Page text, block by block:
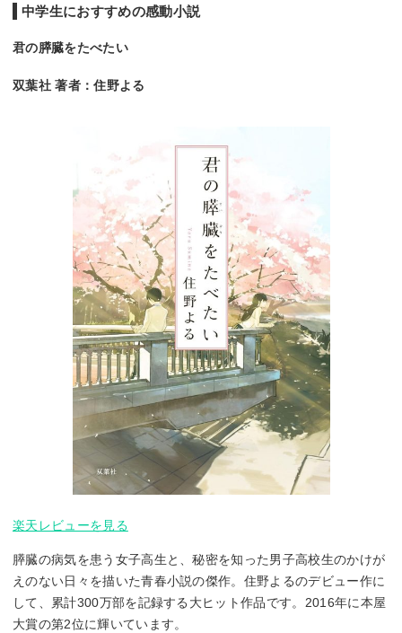
中学生におすすめの感動小説
君の膵臓をたべたい
双葉社 著者：住野よる
楽天レビューを見る
膵臓の病気を患う女子高生と、秘密を知った男子高校生のかけが
えのない日々を描いた青春小説の傑作。住野よるのデビュー作に
して、累計300万部を記録する大ヒット作品です。2016年に本屋
大賞の第2位に輝いています。